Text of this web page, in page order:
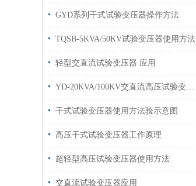
GYD系列干式试验变压器操作方法
TQSB-5KVA/50KV试验变压器使用方法
轻型交直流试验变压器 应用
YD-20KVA/100KV交直流高压试验变压器
干式试验变压器使用方法验示意图
高压干式试验变压器工作原理
超轻型高压试验变压器使用方法
交直流试验变压器应用